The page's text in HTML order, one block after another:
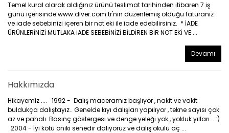
Temel kural olarak aldığınız ürünü teslimat tarihinden itibaren 7 iş
günü içerisinde www.diver.com.tr'nin düzenlemiş olduğu faturanız
ve iade sebebinizi içeren bir not eki ile iade edebilirsiniz. * İADE
ÜRÜNLERİNİZİ MUTLAKA İADE SEBEBİNİZİ BİLDİREN BİR NOT EKİ VE ...
Devamı
Hakkımızda
Hikayemiz .... 1992 - Dalış maceramız başlıyor , nakit ve vakit
buldukça dalıştayız.. Genelde kıyı dalışları yapılıyor , tekne sayısı çok
az ve pahalı. Basınç göstergesi ve denge yeleği yok , yokluk yılları....:)
2004 - İyi kötü oniki senedir dalıyoruz ve dalış okulu aç ...